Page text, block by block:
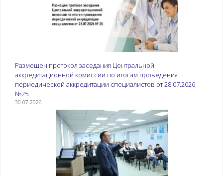
Размещен протокол заседания Центральной
аккредитационной комиссии по итогам проведения
периодической аккредитации специалистов от 28.07.2026
№25
30.07.2026